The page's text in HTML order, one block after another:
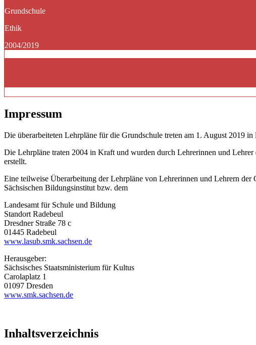
Grundschule
Ethik
2004/2019
Impressum
Die überarbeiteten Lehrpläne für die Grundschule treten am 1. August 2019 in
Die Lehrpläne traten 2004 in Kraft und wurden durch Lehrerinnen und
erstellt.
Eine teilweise Überarbeitung der Lehrpläne von Lehrerinnen und Lehrern
Sächsischen Bildungsinstitut bzw. dem
Landesamt für Schule und Bildung
Standort Radebeul
Dresdner Straße 78 c
01445 Radebeul
www.lasub.smk.sachsen.de
Herausgeber:
Sächsisches Staatsministerium für Kultus
Carolaplatz 1
01097 Dresden
www.smk.sachsen.de
Inhaltsverzeichnis